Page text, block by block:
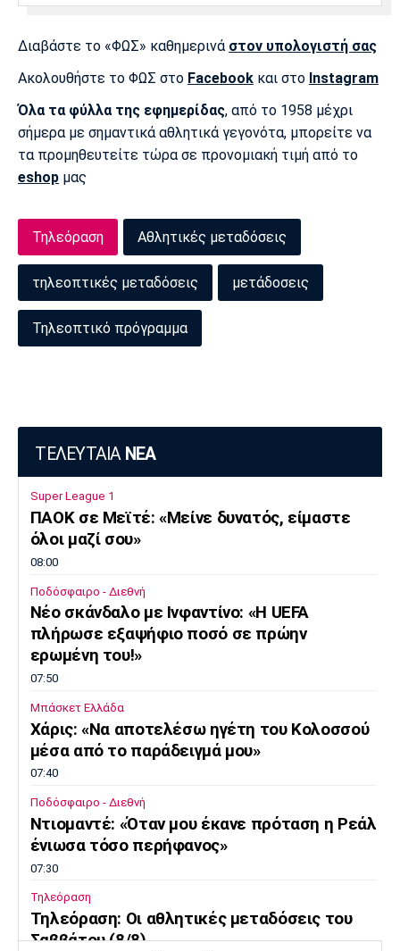
Διαβάστε το «ΦΩΣ» καθημερινά στον υπολογιστή σας
Ακολουθήστε το ΦΩΣ στο Facebook και στο Instagram
Όλα τα φύλλα της εφημερίδας, από το 1958 μέχρι
σήμερα με σημαντικά αθλητικά γεγονότα, μπορείτε να
τα προμηθευτείτε τώρα σε προνομιακή τιμή από το
eshop μας
Τηλεόραση Αθλητικές μεταδόσεις
τηλεοπτικές μεταδόσεις μετάδοσεις
Τηλεοπτικό πρόγραμμα
ΤΕΛΕΥΤΑΙΑ ΝΕΑ
Super League 1
ΠΑΟΚ σε Μεϊτέ: «Μείνε δυνατός, είμαστε
όλοι μαζί σου»
08:00
Ποδόσφαιρο - Διεθνή
Νέο σκάνδαλο με Ινφαντίνο: «Η UEFA
πλήρωσε εξαψήφιο ποσό σε πρώην
ερωμένη του!»
07:50
Μπάσκετ Ελλάδα
Χάρις: «Να αποτελέσω ηγέτη του Κολοσσού
μέσα από το παράδειγμά μου»
07:40
Ποδόσφαιρο - Διεθνή
Ντιομαντέ: «Όταν μου έκανε πρόταση η Ρεάλ
ένιωσα τόσο περήφανος»
07:30
Τηλεόραση
Τηλεόραση: Οι αθλητικές μεταδόσεις του
Σαββάτου (8/8)